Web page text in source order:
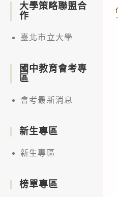
大學策略聯盟合
作
臺北市立大學
國中教育會考專
區
會考最新消息
新生專區
新生專區
榜單專區